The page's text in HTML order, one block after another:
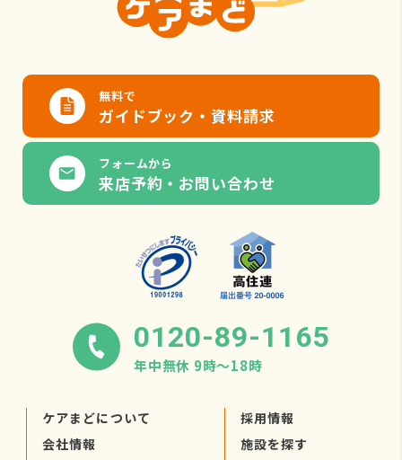
無料で
ガイドブック・資料請求
フォームから
来店予約・お問い合わせ
0120-89-1165
年中無休 9時〜18時
ケアまどについて
会社情報
採用情報
施設を探す